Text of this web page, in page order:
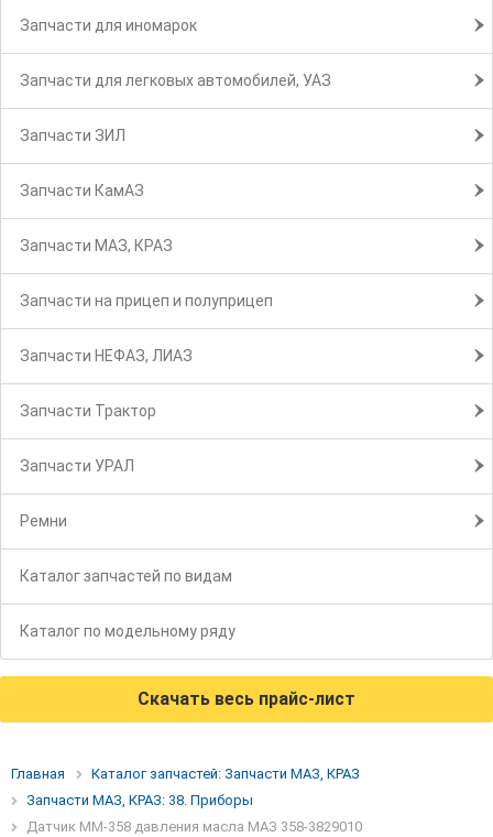
Запчасти для иномарок
Запчасти для легковых автомобилей, УАЗ
Запчасти ЗИЛ
Запчасти КамАЗ
Запчасти МАЗ, КРАЗ
Запчасти на прицеп и полуприцеп
Запчасти НЕФАЗ, ЛИАЗ
Запчасти Трактор
Запчасти УРАЛ
Ремни
Каталог запчастей по видам
Каталог по модельному ряду
Скачать весь прайс-лист
Главная
Каталог запчастей: Запчасти МАЗ, КРАЗ
Запчасти МАЗ, КРАЗ: 38. Приборы
Датчик ММ-358 давления масла МАЗ 358-3829010